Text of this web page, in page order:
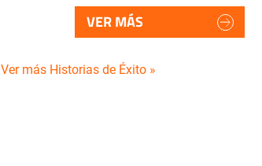
VER MÁS
Ver más Historias de Éxito »